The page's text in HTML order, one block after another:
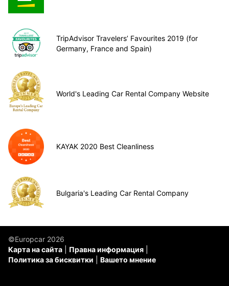
TripAdvisor Travelers’ Favourites 2019 (for
Germany, France and Spain)
World's Leading Car Rental Company Website
KAYAK 2020 Best Cleanliness
Bulgaria's Leading Car Rental Company
©Europcar 2026
Карта на сайта
Правна информация
Политика за бисквитки
Вашето мнение